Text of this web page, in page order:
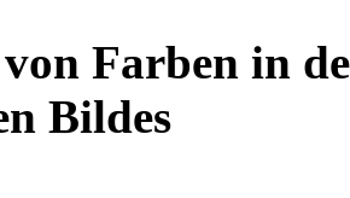
Farben in
Bildes